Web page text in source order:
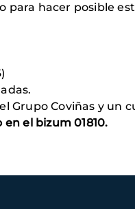
para hacer posible
Coviñas y un
en el bizum 01810.